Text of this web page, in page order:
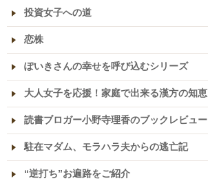
投資女子への道
恋株
ぽいきさんの幸せを呼び込むシリーズ
大人女子を応援！家庭で出来る漢方の知恵
読書ブロガー小野寺理香のブックレビュー
駐在マダム、モラハラ夫からの逃亡記
“逆打ち”お遍路をご紹介